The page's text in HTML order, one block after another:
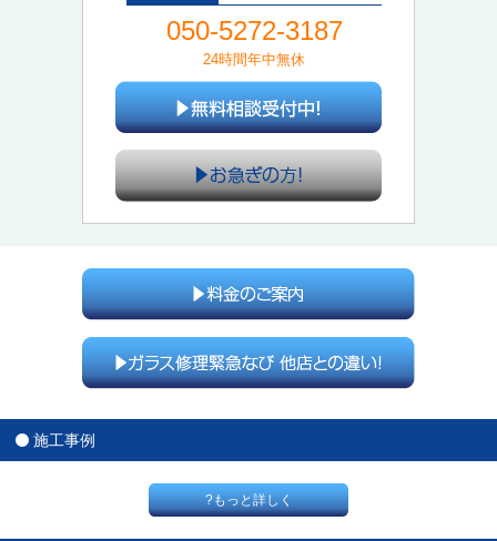
050-5272-3187
24時間年中無休
施工事例
?もっと詳しく